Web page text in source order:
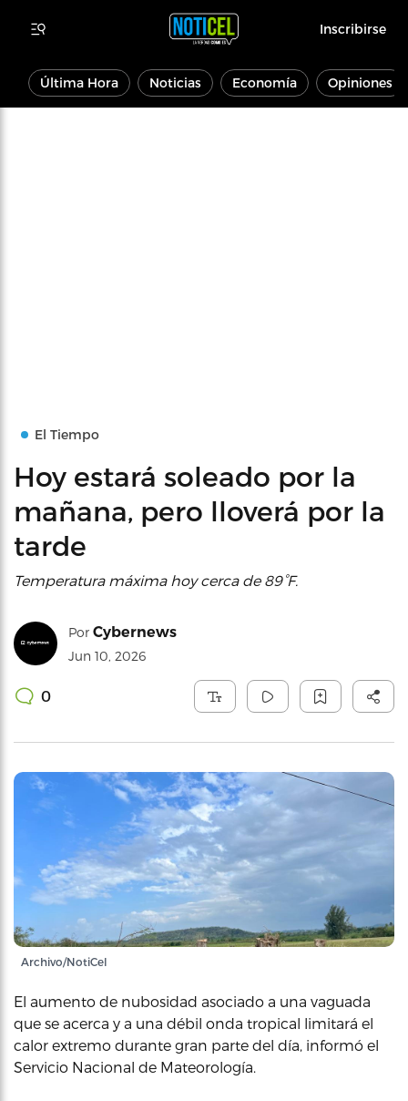
Inscribirse
Última Hora Noticias Economía Opiniones
El Tiempo
Hoy estará soleado por la
mañana, pero lloverá por la
tarde
Temperatura máxima hoy cerca de 89°F.
Por Cybernews
Jun 10, 2026
0
Archivo/NotiCel
El aumento de nubosidad asociado a una vaguada
que se acerca y a una débil onda tropical limitará el
calor extremo durante gran parte del día, informó el
Servicio Nacional de Mateorología.